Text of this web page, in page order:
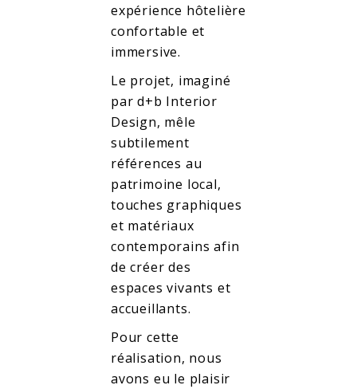
expérience hôtelière
confortable et
immersive.
Le projet, imaginé
par d+b Interior
Design, mêle
subtilement
références au
patrimoine local,
touches graphiques
et matériaux
contemporains afin
de créer des
espaces vivants et
accueillants.
Pour cette
réalisation, nous
avons eu le plaisir